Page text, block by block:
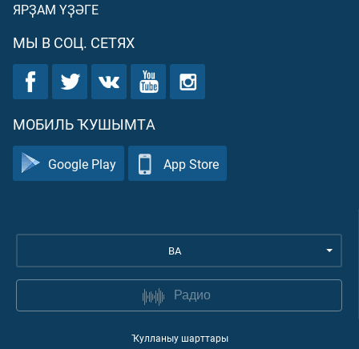
ЯРҘАМ ҮҘӘГЕ
МЫ В СОЦ. СЕТЯХ
МОБИЛЬ ҠУШЫМТА
Google Play App Store
BA
Радио
Ҡулланыу шарттары